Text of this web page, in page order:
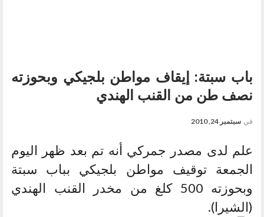
باب سبتة: إيقاف مواطن بلجيكي وبحوزته
نصف طن من القنب الهندي
في سبتمبر 24, 2010
علم لدى مصدر جمركي أنه تم بعد ظهر اليوم
الجمعة توقيف مواطن بلجيكي بباب سبتة
وبحوزته 500 كلغ من مخدر القنب الهندي
(الشيرا).